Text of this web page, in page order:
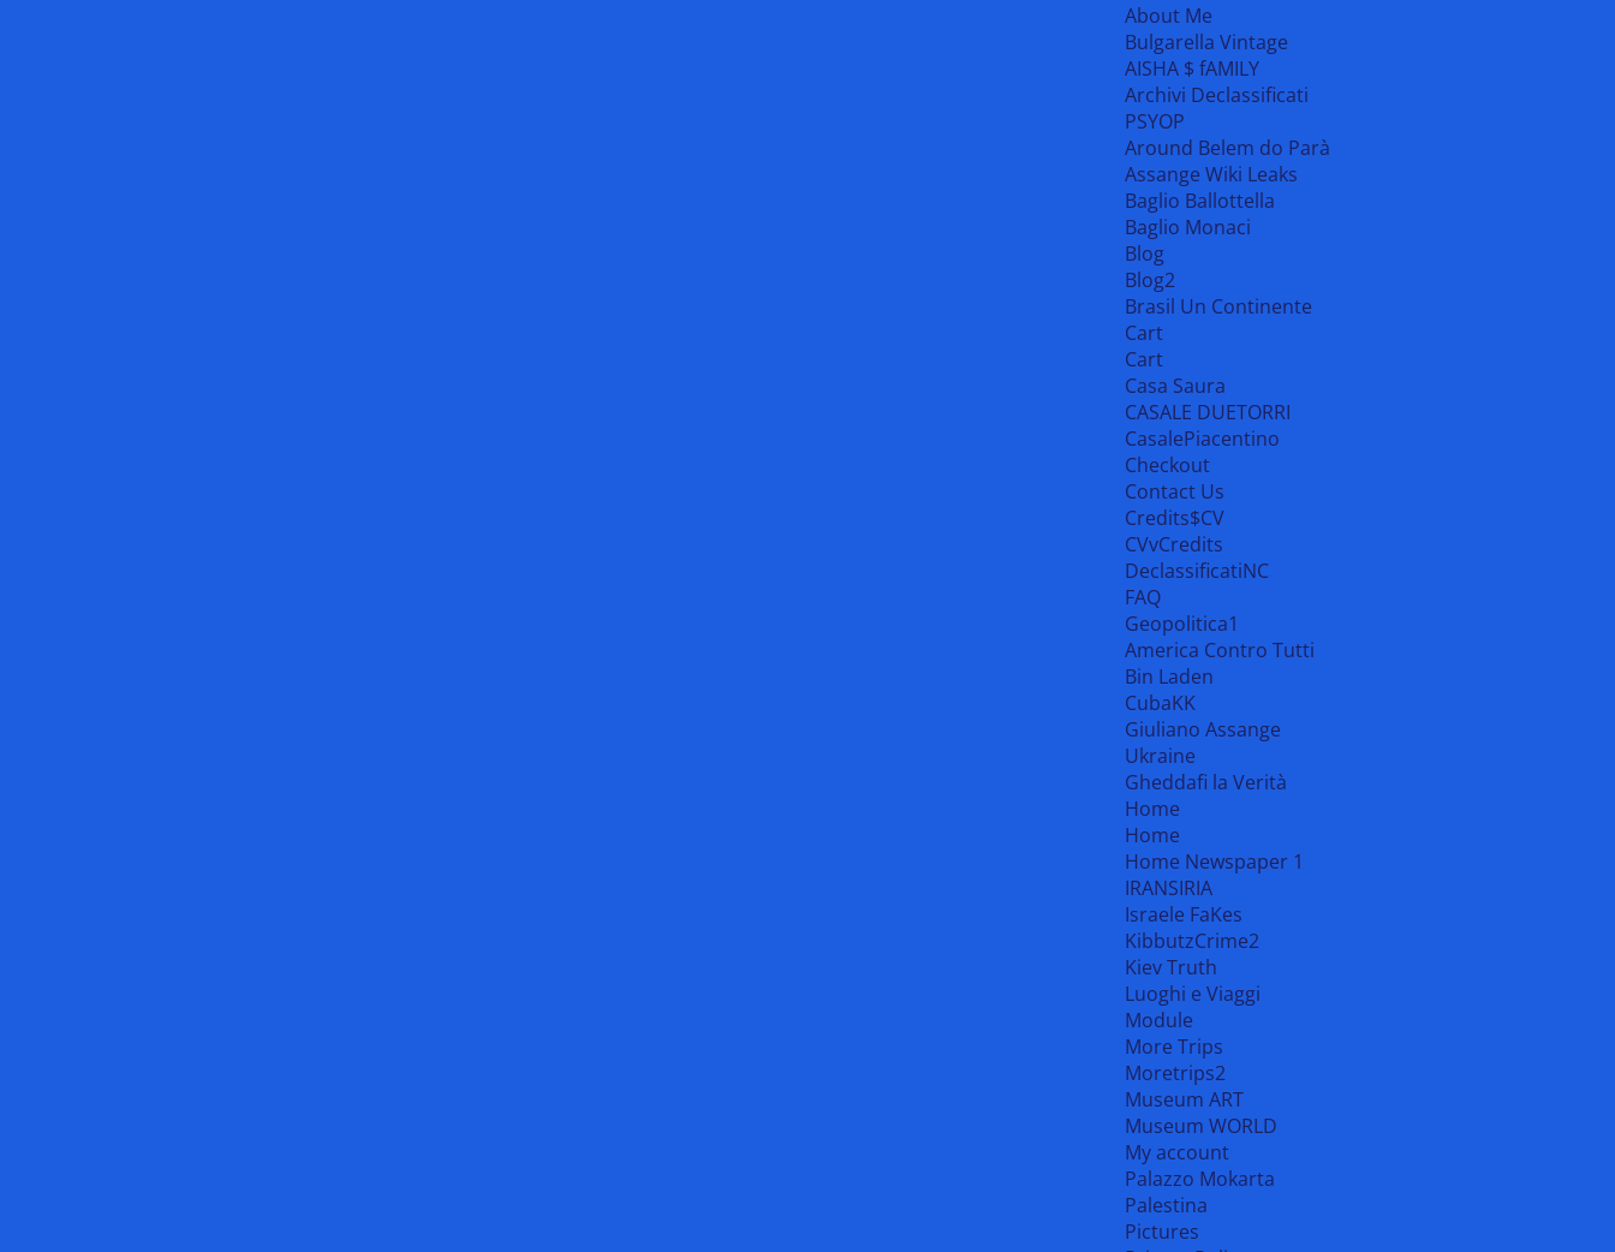
About Me
Bulgarella Vintage
AISHA $ fAMILY
Archivi Declassificati
PSYOP
Around Belem do Parà
Assange Wiki Leaks
Baglio Ballottella
Baglio Monaci
Blog
Blog2
Brasil Un Continente
Cart
Cart
Casa Saura
CASALE DUETORRI
CasalePiacentino
Checkout
Contact Us
Credits$CV
CVvCredits
DeclassificatiNC
FAQ
Geopolitica1
America Contro Tutti
Bin Laden
CubaKK
Giuliano Assange
Ukraine
Gheddafi la Verità
Home
Home
Home Newspaper 1
IRANSIRIA
Israele FaKes
KibbutzCrime2
Kiev Truth
Luoghi e Viaggi
Module
More Trips
Moretrips2
Museum ART
Museum WORLD
My account
Palazzo Mokarta
Palestina
Pictures